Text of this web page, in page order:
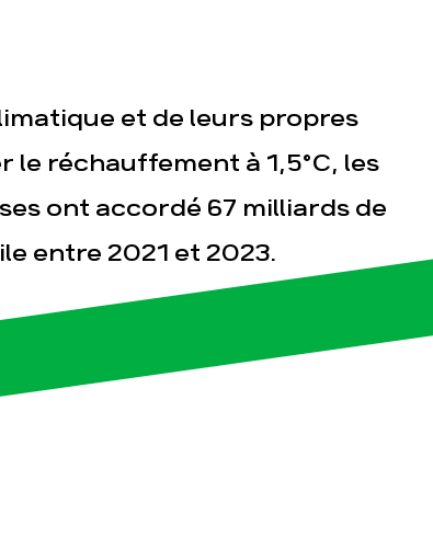
Contact
et de leurs propres
réchauffement à 1,5°C, les
ont accordé 67 milliards de
entre 2021 et 2023.